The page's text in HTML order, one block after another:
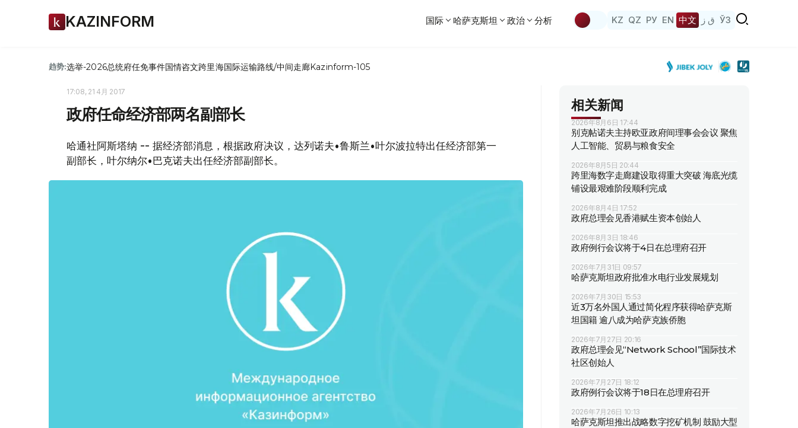
KAZINFORM 国际 哈萨克斯坦 政治 分析 KZ QZ РУ EN 中文 ق ز ЎЗ
趋势:选举-2026总统府任免事件国情咨文跨里海国际运输路线/中间走廊Kazinform-105
17:08, 21 4月 2017
政府任命经济部两名副部长
哈通社阿斯塔纳 -- 据经济部消息，根据政府决议，达列诺夫•鲁斯兰•叶尔波拉特出任经济部第一
副部长，叶尔纳尔•巴克诺夫出任经济部副部长。
相关新闻
2026年8月6日 17:44
别克帖诺夫主持欧亚政府间理事会会议 聚焦
人工智能、贸易与粮食安全
2026年8月5日 20:44
跨里海数字走廊建设取得重大突破 海底光缆
铺设最艰难阶段顺利完成
2026年8月4日 17:52
政府总理会见香港赋生资本创始人
2026年8月3日 18:46
政府例行会议将于4日在总理府召开
2026年7月31日 09:57
哈萨克斯坦政府批准水电行业发展规划
2026年7月30日 15:53
近3万名外国人通过简化程序获得哈萨克斯
坦国籍 逾八成为哈萨克族侨胞
2026年7月27日 20:16
政府总理会见“Network School”国际技术
社区创始人
2026年7月27日 18:12
政府例行会议将于18日在总理府召开
2026年7月26日 10:13
哈萨克斯坦推出战略数字挖矿机制 鼓励大型